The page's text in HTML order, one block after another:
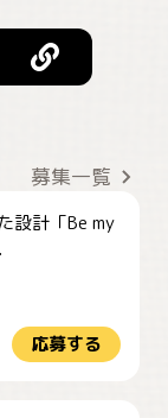
募集一覧
設計「Be my
応募する